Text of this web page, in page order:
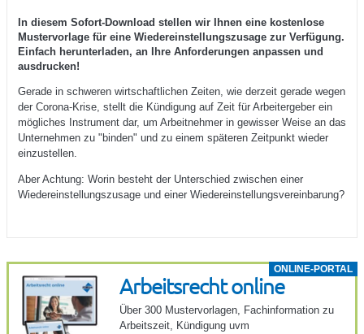
In diesem Sofort-Download stellen wir Ihnen eine kostenlose
Mustervorlage für eine Wiedereinstellungszusage zur Verfügung.
Einfach herunterladen, an Ihre Anforderungen anpassen und
ausdrucken!
Gerade in schweren wirtschaftlichen Zeiten, wie derzeit gerade wegen
der Corona-Krise, stellt die Kündigung auf Zeit für Arbeitergeber ein
mögliches Instrument dar, um Arbeitnehmer in gewisser Weise an das
Unternehmen zu "binden" und zu einem späteren Zeitpunkt wieder
einzustellen.
Aber Achtung: Worin besteht der Unterschied zwischen einer
Wiedereinstellungszusage und einer Wiedereinstellungsvereinbarung?
ONLINE-PORTAL
Arbeits­recht online
Über 300 Muster­vor­lagen, Fach­in­for­ma­tion zu
Arbeits­zeit, Kündi­gung uvm